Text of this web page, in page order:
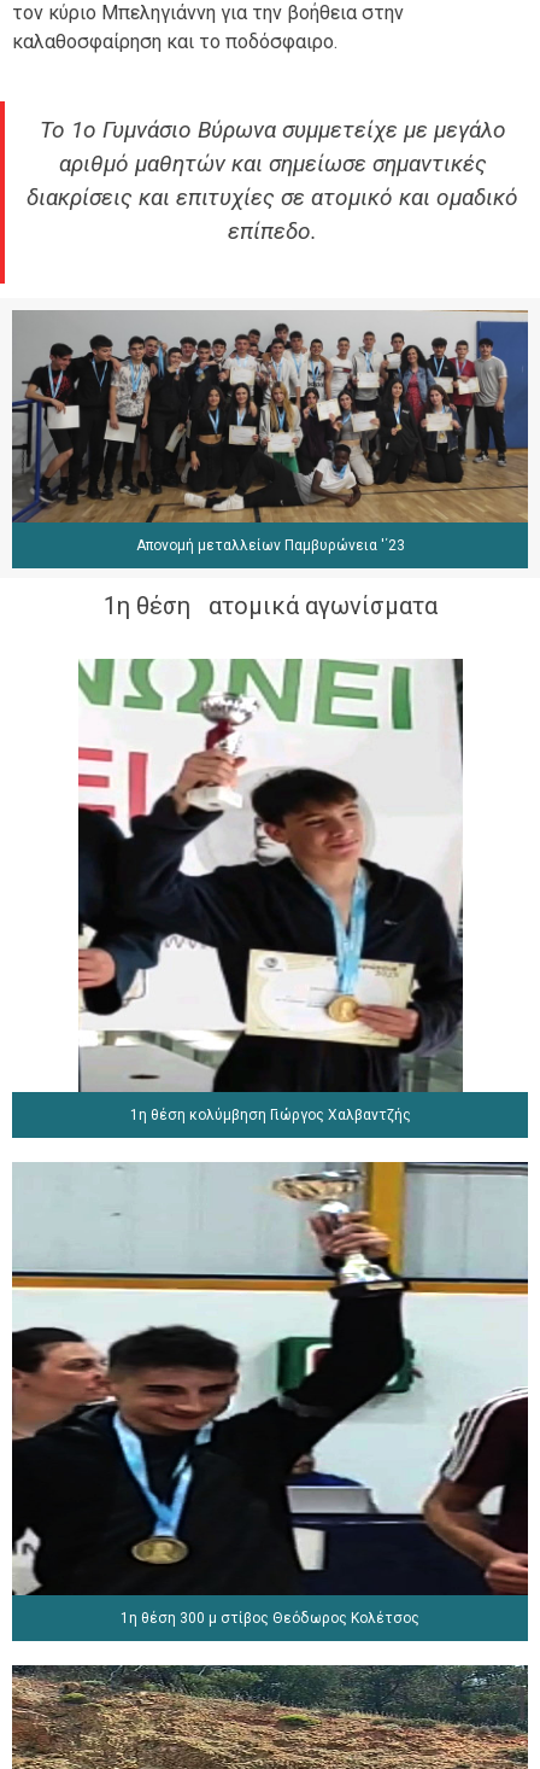
τον κύριο Μπεληγιάννη για την βοήθεια στην
καλαθοσφαίρηση και το ποδόσφαιρο.
Το 1ο Γυμνάσιο Βύρωνα συμμετείχε με μεγάλο
αριθμό μαθητών και σημείωσε σημαντικές
διακρίσεις και επιτυχίες σε ατομικό και ομαδικό
επίπεδο.
Απονομή μεταλλείων Παμβυρώνεια '΄23
1η θέση ατομικά αγωνίσματα
1η θέση κολύμβηση Γιώργος Χαλβαντζής
1η θέση 300 μ στίβος Θεόδωρος Κολέτσος